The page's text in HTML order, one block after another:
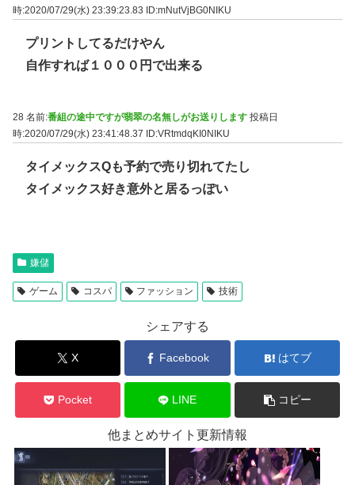
時:2020/07/29(水) 23:39:23.83 ID:mNutVjBG0NIKU
プリントしてるだけやん
自作すれば１０００円で出来る
28 名前:番組の途中ですが翡翠の名無しがお送りします 投稿日
時:2020/07/29(水) 23:41:48.37
ID:VRtmdqKI0NIKU
タイメックスQも予約で売り切れてたし
タイメックス好き意外と居るっぽい
嫌儲
ゲーム コスパ ファッション 技術
シェアする
X Facebook はてブ
Pocket LINE コピー
他まとめサイト更新情報